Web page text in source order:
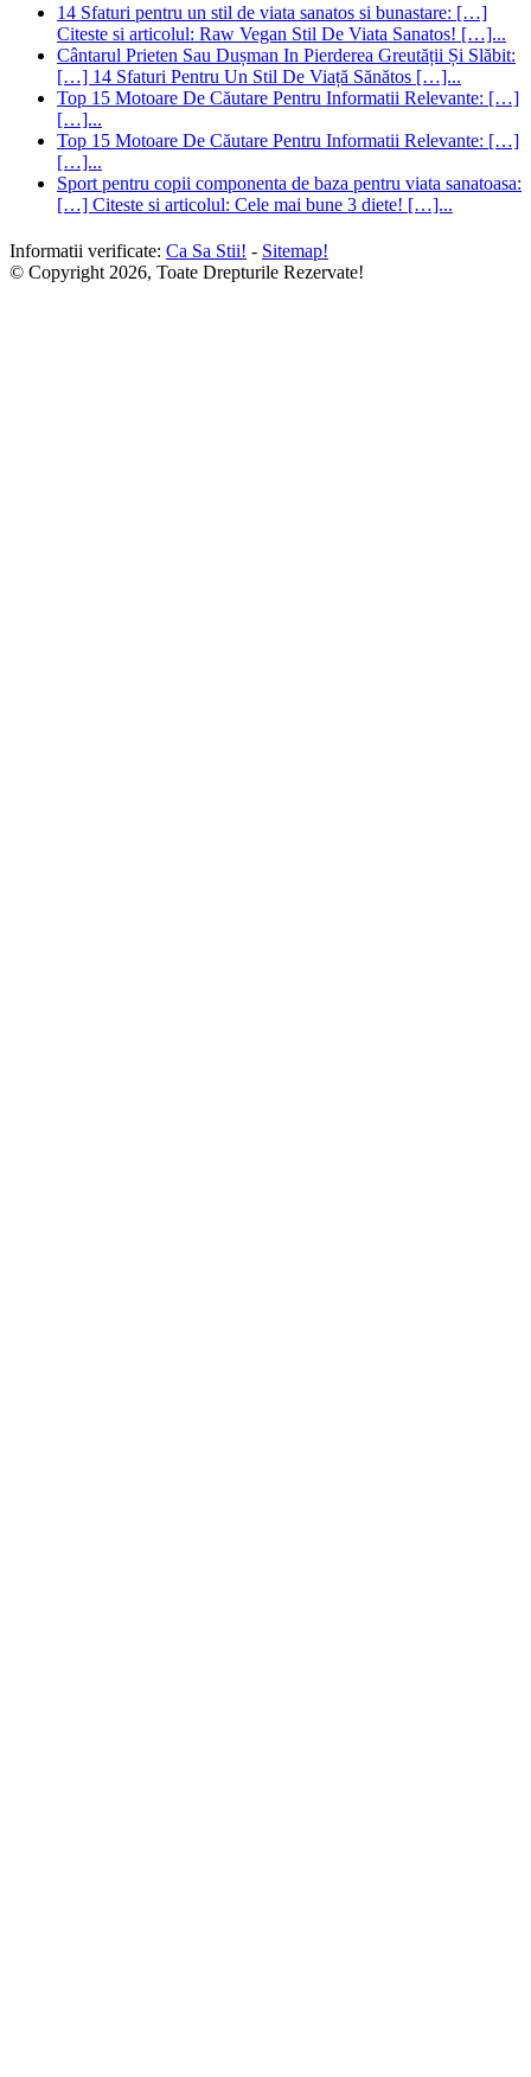
14 Sfaturi pentru un stil de viata sanatos si bunastare: […]
Citeste si articolul: Raw Vegan Stil De Viata Sanatos! […]...
Cântarul Prieten Sau Dușman In Pierderea Greutății Și Slăbit:
[…] 14 Sfaturi Pentru Un Stil De Viață Sănătos […]...
Top 15 Motoare De Căutare Pentru Informatii Relevante: […]
[…]...
Top 15 Motoare De Căutare Pentru Informatii Relevante: […]
[…]...
Sport pentru copii componenta de baza pentru viata sanatoasa:
[…] Citeste si articolul: Cele mai bune 3 diete! […]...
Informatii verificate: Ca Sa Stii! - Sitemap!
© Copyright 2026, Toate Drepturile Rezervate!